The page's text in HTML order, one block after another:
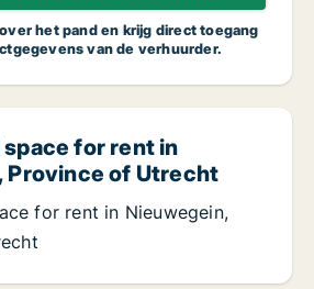
het pand en krijg direct toegang
van de verhuurder.
for rent in
Province of Utrecht
for rent in Nieuwegein,